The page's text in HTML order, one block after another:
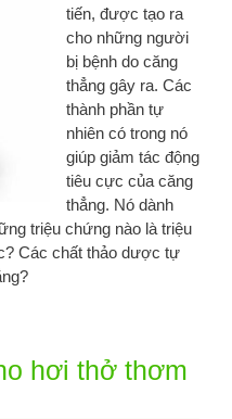
tiến, được tạo ra
cho những người
bị bệnh do căng
thẳng gây ra. Các
thành phần tự
nhiên có trong nó
giúp giảm tác động
tiêu cực của căng
thẳng. Nó dành
triệu chứng nào là triệu
Các chất thảo dược tự
hơi thở thơm